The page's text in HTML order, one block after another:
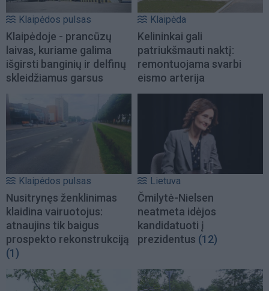
Klaipėdos pulsas
Klaipėdoje - prancūzų
laivas, kuriame galima
išgirsti banginių ir delfinų
skleidžiamus garsus
Klaipėda
Kelininkai gali
patriukšmauti naktį:
remontuojama svarbi
eismo arterija
Klaipėdos pulsas
Nusitrynęs ženklinimas
klaidina vairuotojus:
atnaujins tik baigus
prospekto rekonstrukciją
(1)
Lietuva
Čmilytė-Nielsen
neatmeta idėjos
kandidatuoti į
prezidentus (12)